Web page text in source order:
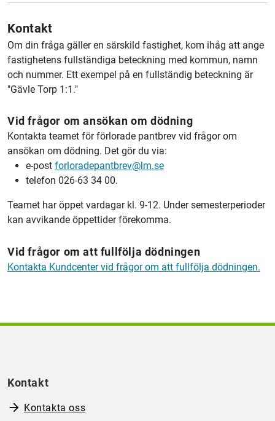
Kontakt
Om din fråga gäller en särskild fastighet, kom ihåg att ange
fastighetens fullständiga beteckning med kommun, namn
och nummer. Ett exempel på en fullständig beteckning är
"Gävle Torp 1:1."
Vid frågor om ansökan om dödning
Kontakta teamet för förlorade pantbrev vid frågor om
ansökan om dödning. Det gör du via:
e-post forloradepantbrev@lm.se
telefon 026-63 34 00.
Teamet har öppet vardagar kl. 9-12. Under semesterperioder
kan avvikande öppettider förekomma.
Vid frågor om att fullfölja dödningen
Kontakta Kundcenter vid frågor om att fullfölja dödningen.
Kontakt
Kontakta oss